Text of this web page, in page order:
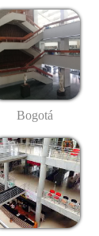
Bogotá